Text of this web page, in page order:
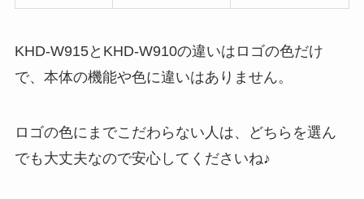
KHD-W915とKHD-W910の違いはロゴの色だけ
で、本体の機能や色に違いはありません。
ロゴの色にまでこだわらない人は、どちらを選ん
でも大丈夫なので安心してくださいね♪